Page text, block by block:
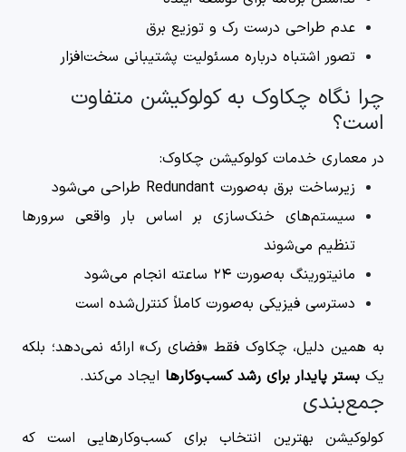
عدم طراحی درست رک و توزیع برق
تصور اشتباه درباره مسئولیت پشتیبانی سخت‌افزار
چرا نگاه چکاوک به کولوکیشن متفاوت
است؟
در معماری خدمات کولوکیشن چکاوک:
زیرساخت برق به‌صورت Redundant طراحی می‌شود
سیستم‌های خنک‌سازی بر اساس بار واقعی سرورها
تنظیم می‌شوند
مانیتورینگ به‌صورت ۲۴ ساعته انجام می‌شود
دسترسی فیزیکی به‌صورت کاملاً کنترل‌شده است
به همین دلیل، چکاوک فقط «فضای رک» ارائه نمی‌دهد؛ بلکه
یک بستر پایدار برای رشد کسب‌وکارها ایجاد می‌کند.
جمع‌بندی
کولوکیشن بهترین انتخاب برای کسب‌وکارهایی است که